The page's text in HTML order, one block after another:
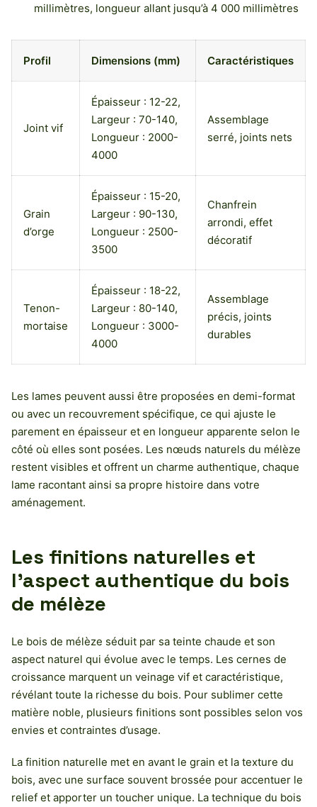
millimètres, longueur allant jusqu’à 4 000 millimètres
Profil Dimensions (mm) Caractéristiques
Joint vif
Épaisseur : 12-22,
Largeur : 70-140,
Longueur : 2000-
4000
Assemblage
serré, joints nets
Grain
d’orge
Épaisseur : 15-20,
Largeur : 90-130,
Longueur : 2500-
3500
Chanfrein
arrondi, effet
décoratif
Tenon-
mortaise
Épaisseur : 18-22,
Largeur : 80-140,
Longueur : 3000-
4000
Assemblage
précis, joints
durables
Les lames peuvent aussi être proposées en demi-format
ou avec un recouvrement spécifique, ce qui ajuste le
parement en épaisseur et en longueur apparente selon le
côté où elles sont posées. Les nœuds naturels du mélèze
restent visibles et offrent un charme authentique, chaque
lame racontant ainsi sa propre histoire dans votre
aménagement.
Les finitions naturelles et
l’aspect authentique du bois
de mélèze
Le bois de mélèze séduit par sa teinte chaude et son
aspect naturel qui évolue avec le temps. Les cernes de
croissance marquent un veinage vif et caractéristique,
révélant toute la richesse du bois. Pour sublimer cette
matière noble, plusieurs finitions sont possibles selon vos
envies et contraintes d’usage.
La finition naturelle met en avant le grain et la texture du
bois, avec une surface souvent brossée pour accentuer le
relief et apporter un toucher unique. La technique du bois